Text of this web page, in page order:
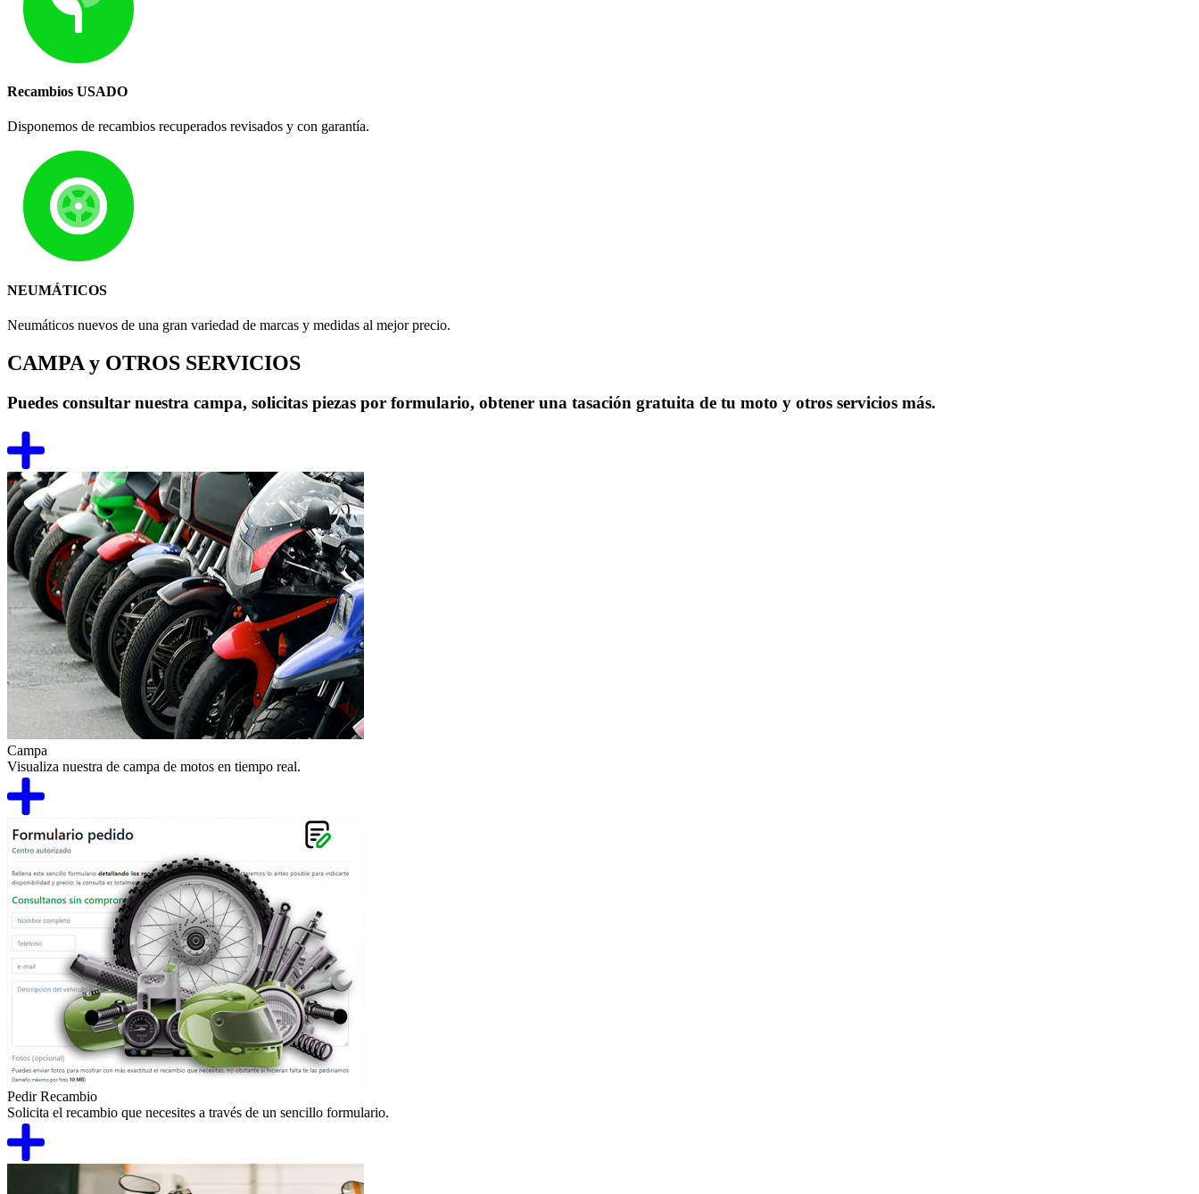
Recambios USADO
Disponemos de recambios recuperados revisados y con garantía.
NEUMÁTICOS
Neumáticos nuevos de una gran variedad de marcas y medidas al mejor precio.
CAMPA y OTROS SERVICIOS
Puedes consultar nuestra campa, solicitas piezas por formulario, obtener una tasación gratuita de tu moto y otros servicios más.
Campa
Visualiza nuestra de campa de motos en tiempo real.
Pedir Recambio
Solicita el recambio que necesites a través de un sencillo formulario.